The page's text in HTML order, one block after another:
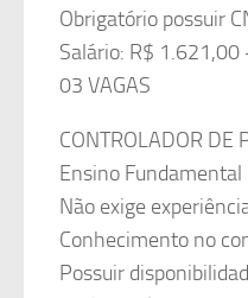
Obrigatório possuir
Salário: R$ 1.621,00
03 VAGAS
CONTROLADOR DE
Ensino Fundamental
Não exige
Conhecimento no
Possuir